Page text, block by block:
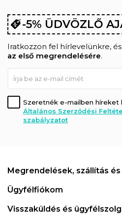
-5% ÜDVÖZLŐ
Iratkozzon fel hírlevelünkre, és
az első megrendelésére.
Szeretnék e-mailben híreket
Általános Szerződési
szabályzatot
Megrendelések, szállítás
Ügyfélfiókom
Visszaküldés és